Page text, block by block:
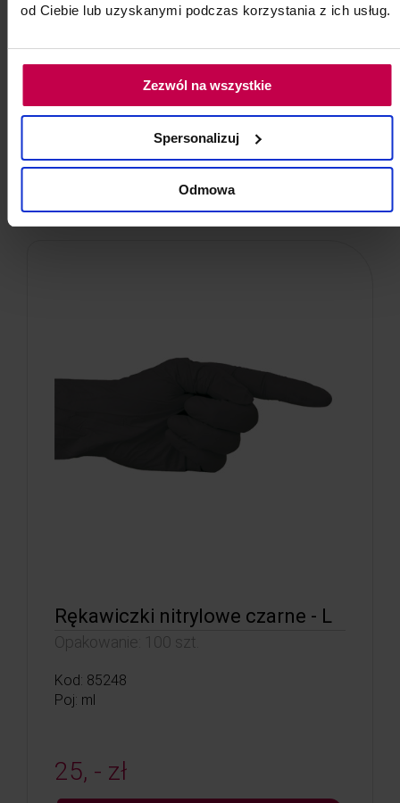
od Ciebie lub uzyskanymi podczas korzystania z ich usług.
Zezwól na wszystkie
Spersonalizuj
Odmowa
Opakowanie: 100 szt.
Kod: 85291
do koszyka
Rękawiczki nitrylowe czarne - L
Opakowanie: 100 szt.
Kod: 85248
Poj: ml
25, - zł